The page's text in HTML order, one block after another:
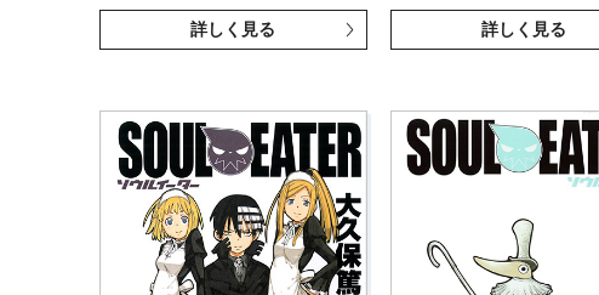
詳しく見る 詳しく見る